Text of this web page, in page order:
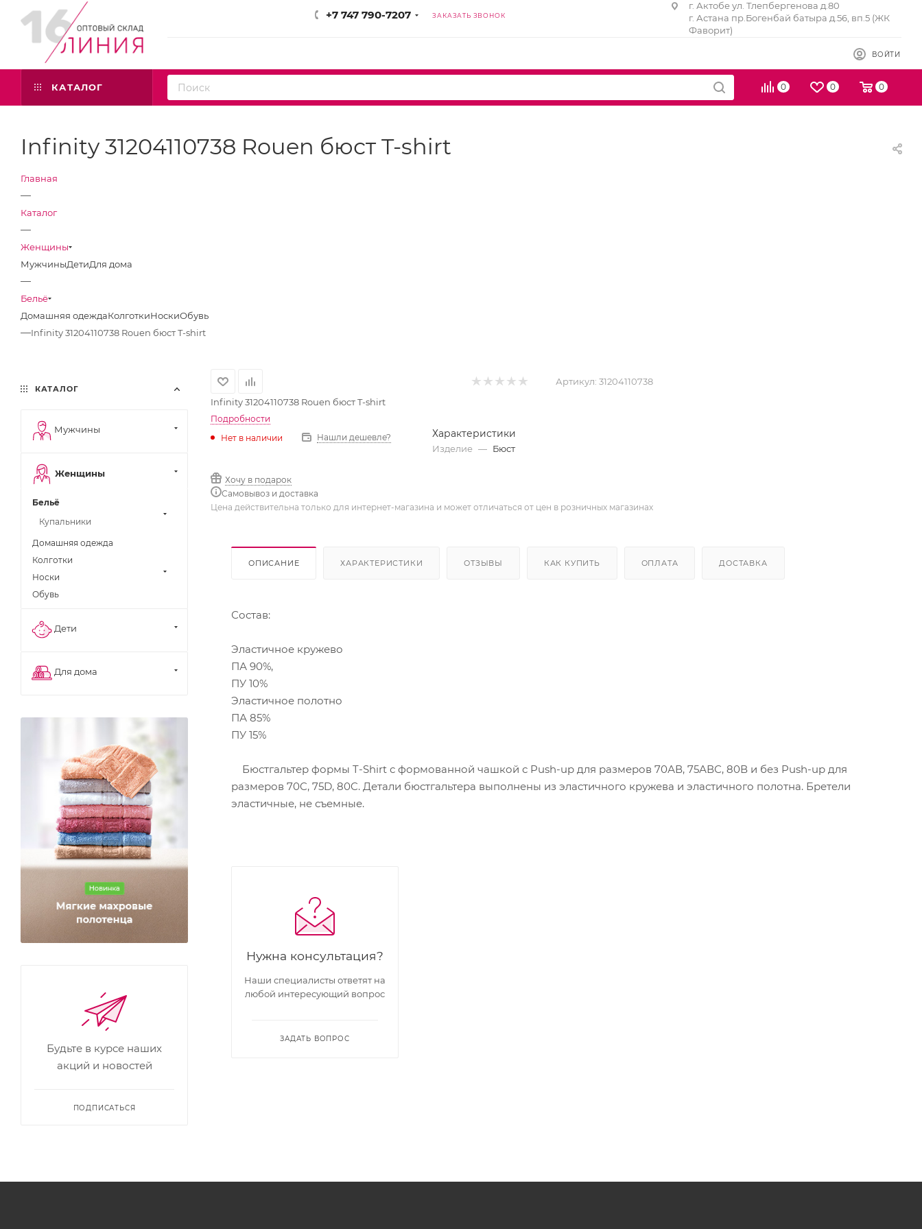
+7 747 790-7207 ЗАКАЗАТЬ ЗВОНОК
г. Актобе ул. Тлепбергенова д.80
г. Астана пр.Богенбай батыра д.56, вп.5 (ЖК
Фаворит)
ВОЙТИ
0 0 0
КАТАЛОГ
Infinity 31204110738 Rouen бюст T-shirt
Главная
—
Каталог
—
Женщины
МужчиныДетиДля дома
—
Бельё
Домашняя одеждаКолготкиНоскиОбувь
—Infinity 31204110738 Rouen бюст T-shirt
Артикул: 31204110738
Infinity 31204110738 Rouen бюст T-shirt
Подробности
Нет в наличии
Нашли дешевле?
Хочу в подарок
Самовывоз и доставка
Характеристики
Изделие — Бюст
Цена действительна только для интернет-магазина и может отличаться от цен в розничных магазинах
ОПИСАНИЕ ХАРАКТЕРИСТИКИ ОТЗЫВЫ КАК КУПИТЬ ОПЛАТА ДОСТАВКА
Состав:
Эластичное кружево
ПА 90%,
ПУ 10%
Эластичное полотно
ПА 85%
ПУ 15%
Бюстгальтер формы T-Shirt с формованной чашкой с Push-up для размеров 70АВ, 75АВС, 80В и без Push-up для
размеров 70C, 75D, 80C. Детали бюстгальтера выполнены из эластичного кружева и эластичного полотна. Бретели
эластичные, не съемные.
Нужна консультация?
Наши специалисты ответят на
любой интересующий вопрос
ЗАДАТЬ ВОПРОС
КАТАЛОГ
Мужчины
Женщины
Бельё
Купальники
Домашняя одежда
Колготки
Носки
Обувь
Дети
Для дома
Будьте в курсе наших
акций и новостей
ПОДПИСАТЬСЯ